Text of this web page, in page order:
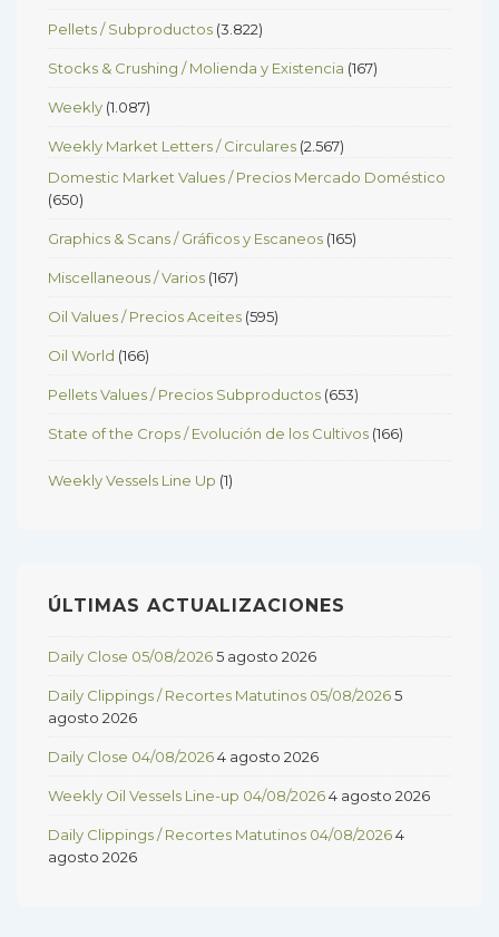
Pellets / Subproductos (3.822)
Stocks & Crushing / Molienda y Existencia (167)
Weekly (1.087)
Weekly Market Letters / Circulares (2.567)
Domestic Market Values / Precios Mercado Doméstico
(650)
Graphics & Scans / Gráficos y Escaneos (165)
Miscellaneous / Varios (167)
Oil Values / Precios Aceites (595)
Oil World (166)
Pellets Values / Precios Subproductos (653)
State of the Crops / Evolución de los Cultivos (166)
Weekly Vessels Line Up (1)
ÚLTIMAS ACTUALIZACIONES
Daily Close 05/08/20265 agosto 2026
Daily Clippings / Recortes Matutinos 05/08/20265
agosto 2026
Daily Close 04/08/20264 agosto 2026
Weekly Oil Vessels Line-up 04/08/20264 agosto 2026
Daily Clippings / Recortes Matutinos 04/08/20264
agosto 2026